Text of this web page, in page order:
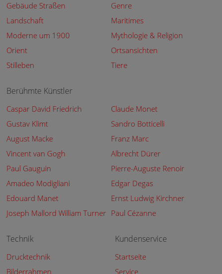
Gebäude Straßen
Genre
Landschaft
Maritimes
Moderne um 1900
Mythologie & Religion
Orient
Ortsansichten
Stilleben
Tiere
Berühmte Künstler
Caspar David Friedrich
Claude Monet
Gustav Klimt
Sandro Botticelli
August Macke
Franz Marc
Vincent van Gogh
Albrecht Dürer
Paul Gauguin
Pierre-Auguste Renoir
Amadeo Modigliani
Edgar Degas
Edouard Manet
Ernst Ludwig Kirchner
Joseph Mallord William Turner Paul Cézanne
Technik
Drucktechnik
Bilderrahmen
Kundenservice
Startseite
Service